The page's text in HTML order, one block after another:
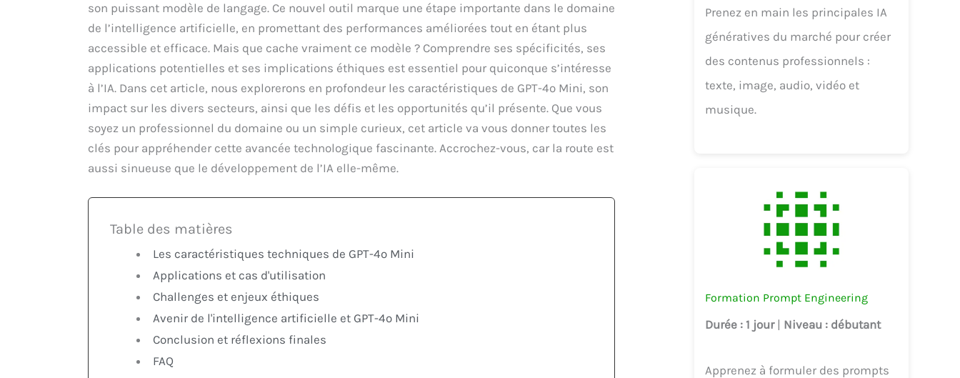
son puissant modèle de langage. Ce nouvel outil marque une étape importante dans le domaine
de l’intelligence artificielle, en promettant des performances améliorées tout en étant plus
accessible et efficace. Mais que cache vraiment ce modèle ? Comprendre ses spécificités, ses
applications potentielles et ses implications éthiques est essentiel pour quiconque s’intéresse
à l’IA. Dans cet article, nous explorerons en profondeur les caractéristiques de GPT-4o Mini, son
impact sur les divers secteurs, ainsi que les défis et les opportunités qu’il présente. Que vous
soyez un professionnel du domaine ou un simple curieux, cet article va vous donner toutes les
clés pour appréhender cette avancée technologique fascinante. Accrochez-vous, car la route est
aussi sinueuse que le développement de l’IA elle-même.
Table des matières
Les caractéristiques techniques de GPT-4o Mini
Applications et cas d'utilisation
Challenges et enjeux éthiques
Avenir de l'intelligence artificielle et GPT-4o Mini
Conclusion et réflexions finales
FAQ
Prenez en main les principales IA
génératives du marché pour créer
des contenus professionnels :
texte, image, audio, vidéo et
musique.
Formation Prompt Engineering
Durée : 1 jour | Niveau : débutant
Apprenez à formuler des prompts